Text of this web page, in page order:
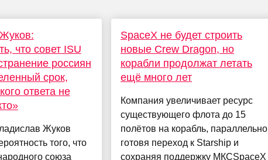
что совет ISU
россиян
срок,
ответа не
Жуков
того, что
союза
SpaceX не будет строить
новые Crew Dragon, но
корабли продолжат летать
ещё много лет
Компания увеличивает ресурс
существующего флота до 15
полётов на корабль, параллельно
готовя переход к Starship и
сохраняя поддержку МКСSpaceX